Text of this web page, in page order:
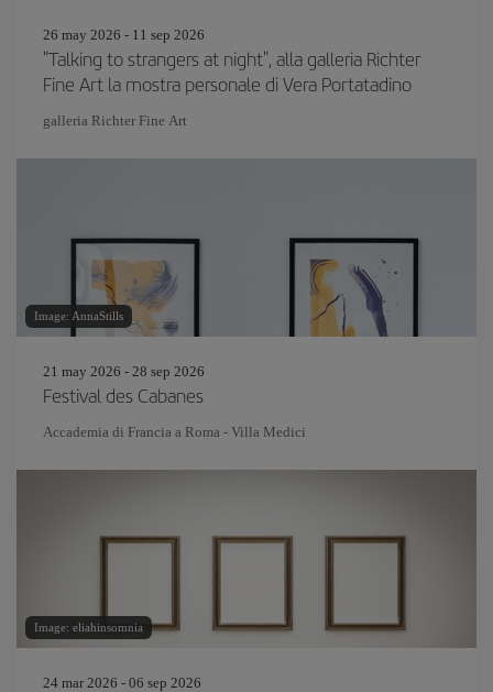
26 may 2026 - 11 sep 2026
"Talking to strangers at night", alla galleria Richter
Fine Art la mostra personale di Vera Portatadino
galleria Richter Fine Art
Image: AnnaStills
21 may 2026 - 28 sep 2026
Festival des Cabanes
Accademia di Francia a Roma - Villa Medici
Image: eliahinsomnia
24 mar 2026 - 06 sep 2026